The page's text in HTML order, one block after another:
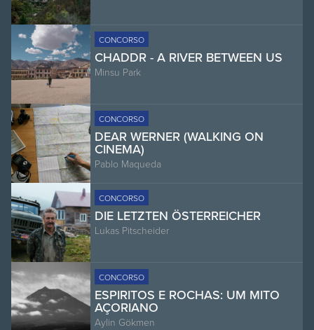
CONCORSO
CHADDR - A RIVER BETWEEN US
Minsu Park
CONCORSO
DEAR WERNER (WALKING ON
CINEMA)
Pablo Maqueda
CONCORSO
DIE LETZTEN ÖSTERREICHER
Lukas Pitscheider
CONCORSO
ESPIRITOS E ROCHAS: UM MITO
AÇORIANO
Aylin Gökmen